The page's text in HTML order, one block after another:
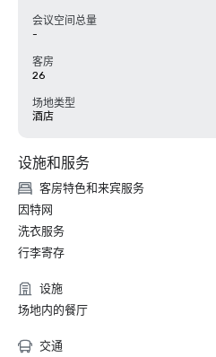
会议空间总量
-
客房
26
场地类型
酒店
设施和服务
客房特色和来宾服务
因特网
洗衣服务
行李寄存
设施
场地内的餐厅
交通